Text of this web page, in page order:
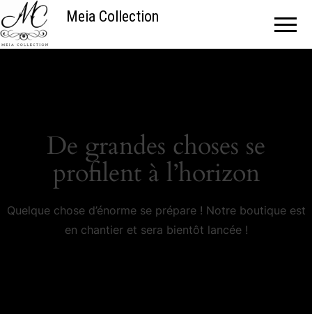
Meia Collection
De grandes choses se
profilent à l’horizon
Quelque chose d’énorme se prépare ! Notre boutique est
en chantier et sera bientôt lancée !